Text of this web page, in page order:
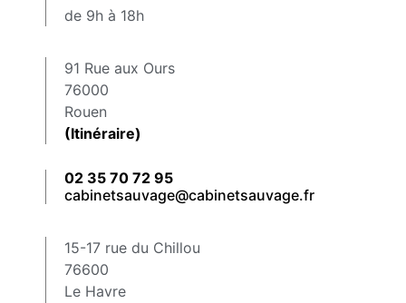
de 9h à 18h
91 Rue aux Ours
76000
Rouen
(Itinéraire)
02 35 70 72 95
cabinetsauvage@cabinetsauvage.fr
15-17 rue du Chillou
76600
Le Havre